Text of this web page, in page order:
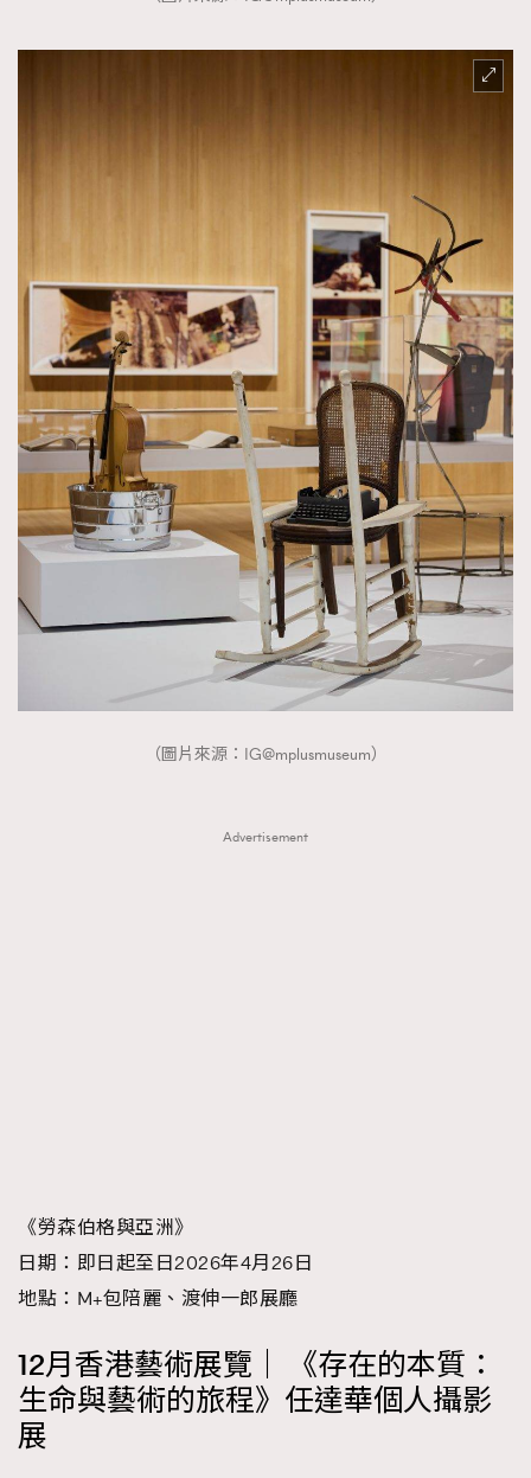
（圖片來源：IG@mplusmuseum）
Advertisement
《勞森伯格與亞洲》
日期：即日起至日2026年4月26日
地點：M+包陪麗、渡伸一郎展廳
12月香港藝術展覽｜ 《存在的本質：
生命與藝術的旅程》任達華個人攝影
展